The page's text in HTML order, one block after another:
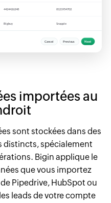
importées au
sont stockées dans des
distincts, spécialement
Bigin applique le
que vous importez
Pipedrive, HubSpot ou
leads de votre compte